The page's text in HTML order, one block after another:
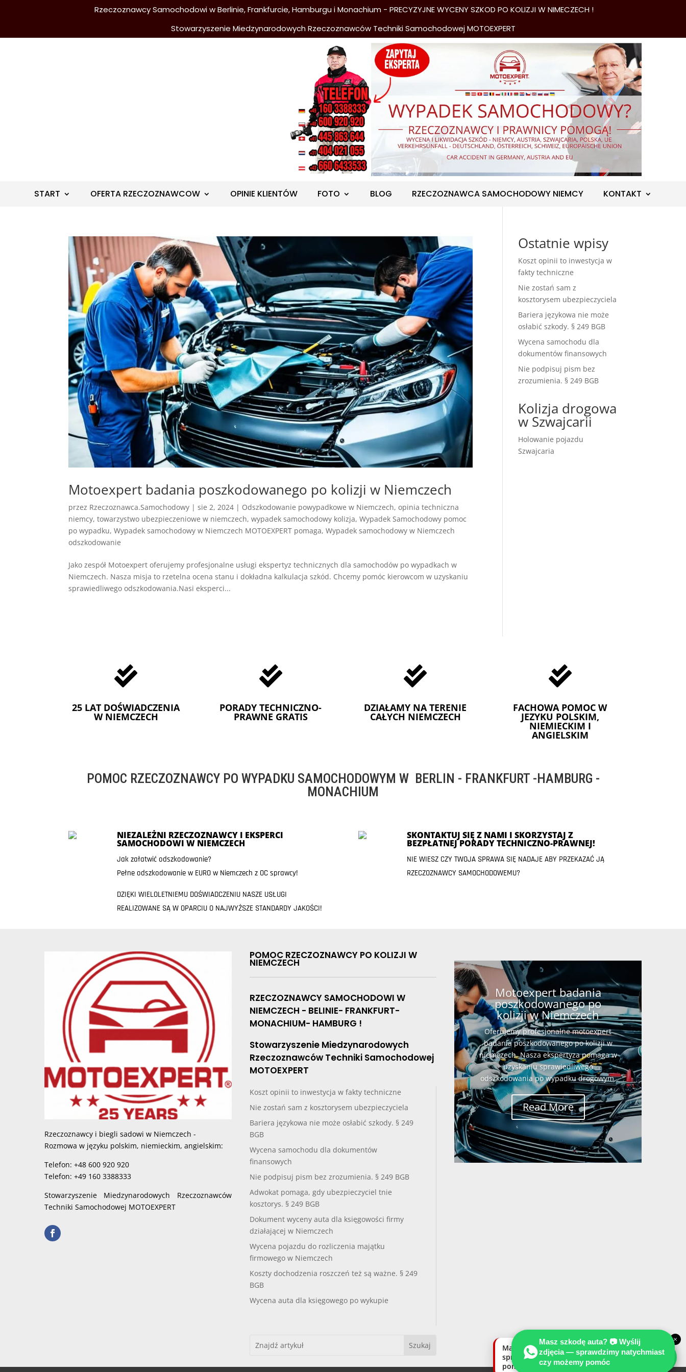
Rzeczoznawcy Samochodowi w Berlinie, Frankfurcie, Hamburgu i Monachium - PRECYZYJNE WYCENY SZKOD PO KOLIZJI W NIMECZECH !
Stowarzyszenie Miedzynarodowych Rzeczoznawców Techniki Samochodowej MOTOEXPERT
START OFERTA RZECZOZNAWCOW OPINIE KLIENTÓW FOTO BLOG RZECZOZNAWCA SAMOCHODOWY NIEMCY KONTAKT
Motoexpert badania poszkodowanego po kolizji w Niemczech
przez Rzeczoznawca.Samochodowy |sie 2, 2024 | Odszkodowanie powypadkowe w Niemczech,opinia techniczna
niemcy,towarzystwo ubezpieczeniowe w niemczech,wypadek samochodowy kolizja,Wypadek Samochodowy pomoc
po wypadku,Wypadek samochodowy w Niemczech MOTOEXPERT pomaga,Wypadek samochodowy w Niemczech
odszkodowanie
Jako zespół Motoexpert oferujemy profesjonalne usługi ekspertyz technicznych dla samochodów po wypadkach w
Niemczech. Nasza misja to rzetelna ocena stanu i dokładna kalkulacja szkód. Chcemy pomóc kierowcom w uzyskaniu
sprawiedliwego odszkodowania.Nasi eksperci...
Ostatnie wpisy
Koszt opinii to inwestycja w
fakty techniczne
Nie zostań sam z
kosztorysem ubezpieczyciela
Bariera językowa nie może
osłabić szkody. § 249 BGB
Wycena samochodu dla
dokumentów finansowych
Nie podpisuj pism bez
zrozumienia. § 249 BGB
Kolizja drogowa
w Szwajcarii
Holowanie pojazdu
Szwajcaria

25 LAT DOŚWIADCZENIA
W NIEMCZECH

PORADY TECHNICZNO-
PRAWNE GRATIS

DZIAŁAMY NA TERENIE
CAŁYCH NIEMCZECH

FACHOWA POMOC W
JEZYKU POLSKIM,
NIEMIECKIM I
ANGIELSKIM
POMOC RZECZOZNAWCY PO WYPADKU SAMOCHODOWYM W BERLIN - FRANKFURT -HAMBURG -
MONACHIUM
NIEZALEŻNI RZECZOZNAWCY I EKSPERCI
SAMOCHODOWI W NIEMCZECH
Jak załatwić odszkodowanie?
Pełne odszkodowanie w EURO w Niemczech z OC sprawcy!
DZIĘKI WIELOLETNIEMU DOŚWIADCZENIU NASZE USŁUGI
REALIZOWANE SĄ W OPARCIU O NAJWYŻSZE STANDARDY JAKOŚCI!
SKONTAKTUJ SIĘ Z NAMI I SKORZYSTAJ Z
BEZPŁATNEJ PORADY TECHNICZNO-PRAWNEJ!
NIE WIESZ CZY TWOJA SPRAWA SIĘ NADAJE ABY PRZEKAZAĆ JĄ
RZECZOZNAWCY SAMOCHODOWEMU?
Rzeczoznawcy i biegli sadowi w Niemczech -
Rozmowa w języku polskim, niemieckim, angielskim:
Telefon: +48 600 920 920
Telefon: +49 160 3388333
Stowarzyszenie Miedzynarodowych Rzeczoznawców
Techniki Samochodowej MOTOEXPERT
POMOC RZECZOZNAWCY PO KOLIZJI W
NIEMCZECH
RZECZOZNAWCY SAMOCHODOWI W
NIEMCZECH - BELINIE- FRANKFURT-
MONACHIUM- HAMBURG !
Stowarzyszenie Miedzynarodowych
Rzeczoznawców Techniki Samochodowej
MOTOEXPERT
Koszt opinii to inwestycja w fakty techniczne
Nie zostań sam z kosztorysem ubezpieczyciela
Bariera językowa nie może osłabić szkody. § 249
BGB
Wycena samochodu dla dokumentów
finansowych
Nie podpisuj pism bez zrozumienia. § 249 BGB
Adwokat pomaga, gdy ubezpieczyciel tnie
kosztorys. § 249 BGB
Dokument wyceny auta dla księgowości firmy
działającej w Niemczech
Wycena pojazdu do rozliczenia majątku
firmowego w Niemczech
Koszty dochodzenia roszczeń też są ważne. § 249
BGB
Wycena auta dla księgowego po wykupie
Motoexpert badania
poszkodowanego po
kolizji w Niemczech
Oferujemy profesjonalne motoexpert
badania poszkodowanego po kolizji w
niemczech. Nasza ekspertyza pomaga w
uzyskaniu sprawiedliwego
odszkodowania po wypadku drogowym.
Read More
Masz szkodę auta? 📷 Wyślij
zdjęcia — sprawdzimy natychmiast
czy możemy pomóc
×
Masz szkodę auta? Wyślij zdjęcia —
sprawdzimy natychmiast, czy możemy
pomóc.